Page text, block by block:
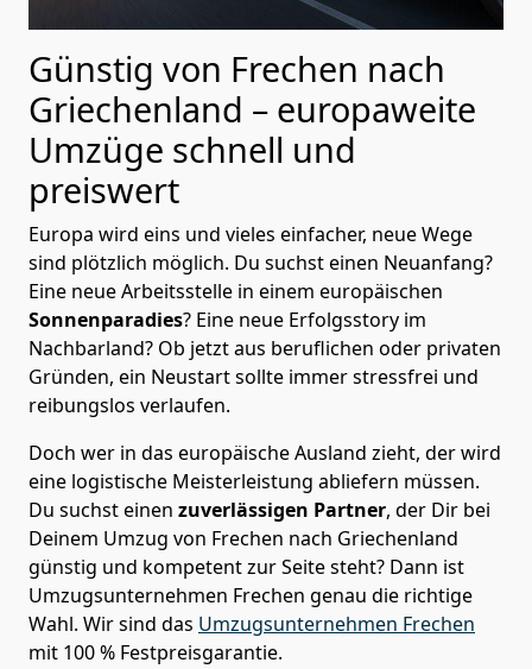
Günstig von Frechen nach
Griechenland – europaweite
Umzüge schnell und
preiswert
Europa wird eins und vieles einfacher, neue Wege
sind plötzlich möglich. Du suchst einen Neuanfang?
Eine neue Arbeitsstelle in einem europäischen
Sonnenparadies? Eine neue Erfolgsstory im
Nachbarland? Ob jetzt aus beruflichen oder privaten
Gründen, ein Neustart sollte immer stressfrei und
reibungslos verlaufen.
Doch wer in das europäische Ausland zieht, der wird
eine logistische Meisterleistung abliefern müssen.
Du suchst einen zuverlässigen Partner, der Dir bei
Deinem Umzug von Frechen nach Griechenland
günstig und kompetent zur Seite steht? Dann ist
Umzugsunternehmen Frechen genau die richtige
Wahl. Wir sind das Umzugsunternehmen Frechen
mit 100 % Festpreisgarantie.